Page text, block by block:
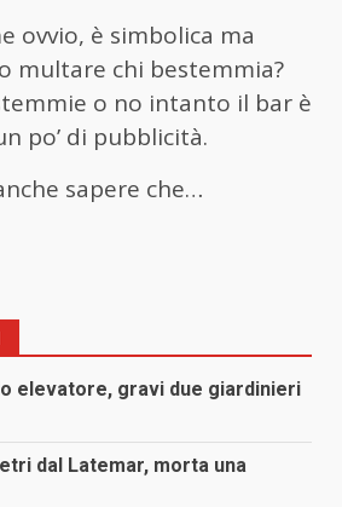
ovvio, è simbolica ma
multare chi bestemmia?
o no intanto il bar è
po’ di pubblicità.
sapere che…
elevatore, gravi due giardinieri
dal Latemar, morta una